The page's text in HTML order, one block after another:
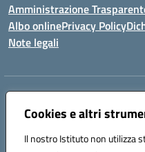
Cookies e altri
Il nostro Istituto non utilizza
Amministrazione
Albo onlinePrivacy Policy
Note legali
Indirizzo:
Centralino:096721161 Email: